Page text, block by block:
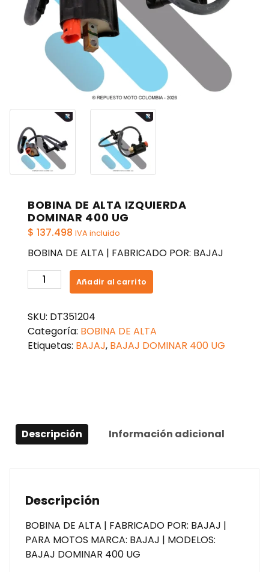
BOBINA DE ALTA IZQUIERDA
DOMINAR 400 UG
$ 137.498 IVA incluido
BOBINA DE ALTA | FABRICADO POR: BAJAJ
BOBINA
DE
IZQUIERDA
DOMINAR
400
Añadir al carrito
SKU: DT351204
Categoría: BOBINA DE ALTA
Etiquetas: BAJAJ, BAJAJ DOMINAR 400 UG
Descripción Información adicional
Descripción
BOBINA DE ALTA | FABRICADO POR: BAJAJ |
PARA MOTOS MARCA: BAJAJ | MODELOS:
BAJAJ DOMINAR 400 UG